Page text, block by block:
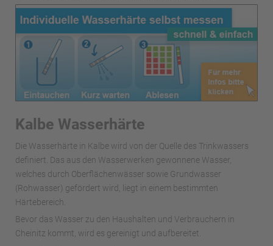
Kalbe Wasserhärte
Die Wasserhärte in Kalbe wird von der Quelle des Trinkwassers
definiert. Das aus den Wasserwerken gewonnene Wasser,
welches durch Oberflächenwässer sowie Grundwasser
(Rohwasser) gefördert wird, liegt in einem bestimmten
Härtebereich.
Bevor das Wasser zu den Haushalten und Verbrauchern in
Cheinitz kommt, wird es gereinigt und aufbereitet.